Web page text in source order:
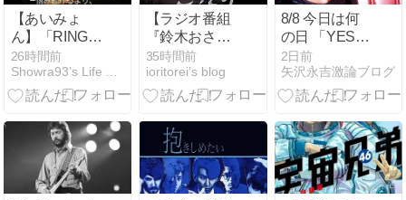
【あいみょ
ん】「RING
DING」｜歌詞
の意味を考
察！クヨクヨ
らしヤの鐘”が
鳴り響く
26時間前
【ラジオ番組
『鈴木おさむ
✕古市憲寿
「日曜夜に、
こっそ
れたら困りま
す…ですが、
困るからこそ
面白いアカデ
35時間前
ioritorei’s blog
8/8 今日は何
の日 「YES」
地球音楽ライ
ブラリー
2日前
矢沢永吉激論ブログ